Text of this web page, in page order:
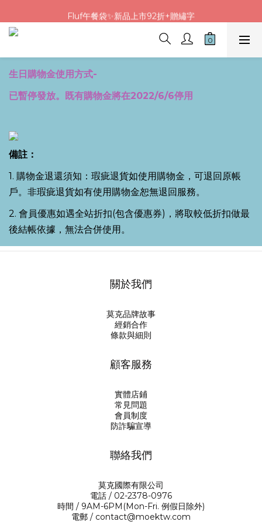
Fluf午餐袋✨新品上市92折+贈繡字
Fluf午餐袋✨新品上市92折+贈繡字
生日購物金使用方式-
已暫停發放。既有購物金將在2022/6/6停用
備註：
1. 購物金退還須知：瑕疵退貨如使用購物金，可退回原帳
戶。非瑕疵退貨如有使用購物金恕無退回服務。
2. 會員優惠如遇全站折扣(包含優惠券)，將取較低折扣做最
後結帳依據，無法合併使用。
關於我們
莫克品牌故事
經銷合作
條款與細則
顧客服務
實體店鋪
常見問題
會員制度
防詐騙宣導
聯絡我們
莫克國際有限公司
電話 / 02-2378-0976
時間 / 9AM-6PM(Mon-Fri. 例假日除外)
電郵 / contact@moektw.com